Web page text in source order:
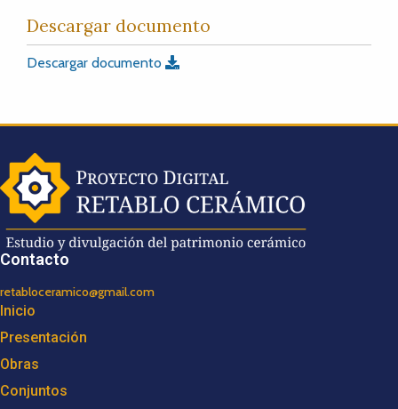
Descargar documento
Descargar documento
Contacto
retabloceramico@gmail.com
Inicio
Presentación
Obras
Conjuntos